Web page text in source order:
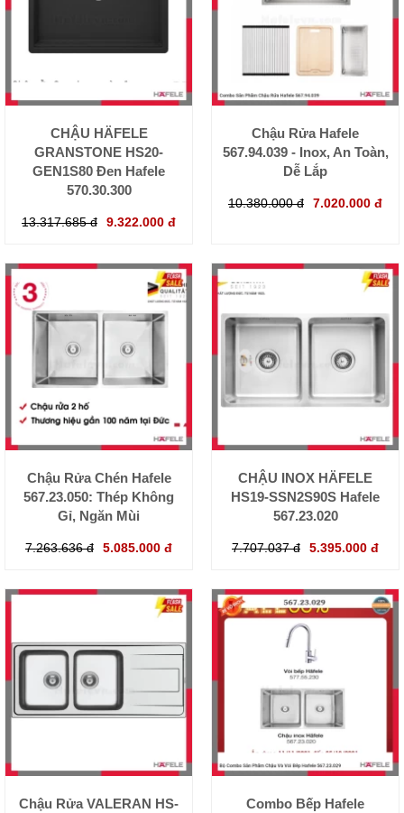
CHẬU HÄFELE
GRANSTONE HS20-
GEN1S80 Đen Hafele
570.30.300
13.317.685 đ 9.322.000 đ
Chậu Rửa Hafele
567.94.039 - Inox, An Toàn,
Dễ Lắp
10.380.000 đ 7.020.000 đ
Chậu Rửa Chén Hafele
567.23.050: Thép Không
Gỉ, Ngăn Mùi
7.263.636 đ 5.085.000 đ
CHẬU INOX HÄFELE
HS19-SSN2S90S Hafele
567.23.020
7.707.037 đ 5.395.000 đ
Chậu Rửa VALERAN HS-
Combo Bếp Hafele